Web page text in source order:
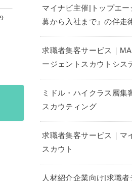
マイナビ主催|トップエ
募から入社まで』の伴走
求職者集客サービス｜
ージェントスカウトシス
ミドル・ハイクラス層集
スカウティング
求職者集客サービス｜マ
スカウト
人材紹介企業向け|求職